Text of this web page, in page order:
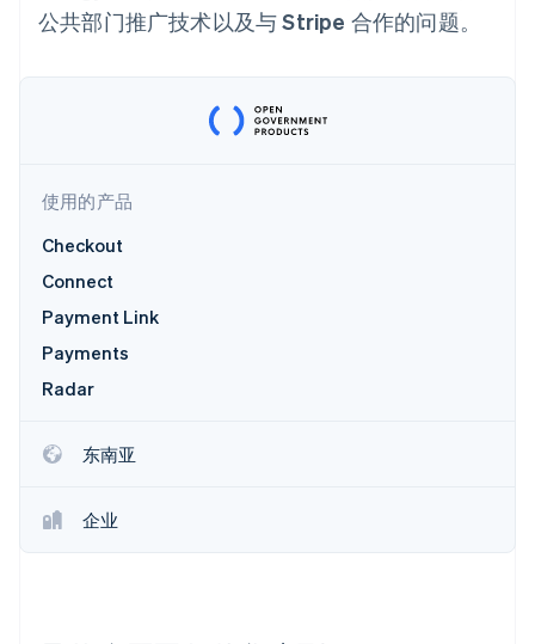
Climate
碳移除
合作伙伴
Stripe App Marketplace
公共部门推广技术以及与 Stripe 合作的问题。
使用的产品
Checkout
Connect
Payment Link
Payments
Radar
东南亚
企业